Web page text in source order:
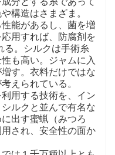
構造はさまざま。
能があるし、菌を増
用すれば、防腐剤を
る。シルクは手術糸
も高い。ジャムに入
す。衣料だけではな
えられている。
用する技術を、イン
ルクと並んで有名な
出す蜜蝋（みつろ
され、安全性の面か